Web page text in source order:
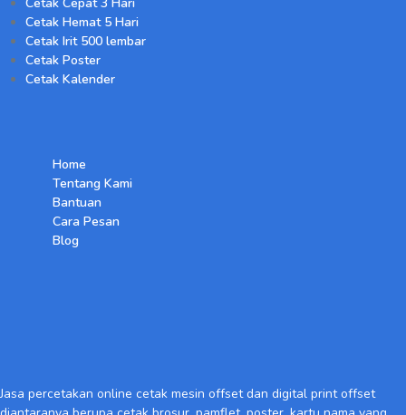
Cetak Hemat 5 Hari
Cetak Irit 500 lembar
Cetak Poster
Cetak Kalender
Home
Tentang Kami
Bantuan
Cara Pesan
Blog
Jasa percetakan online cetak mesin offset dan digital print offset